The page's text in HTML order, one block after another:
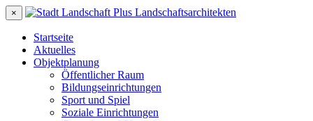
×
Startseite
Aktuelles
Objektplanung
Öffentlicher Raum
Bildungseinrichtungen
Sport und Spiel
Soziale Einrichtungen